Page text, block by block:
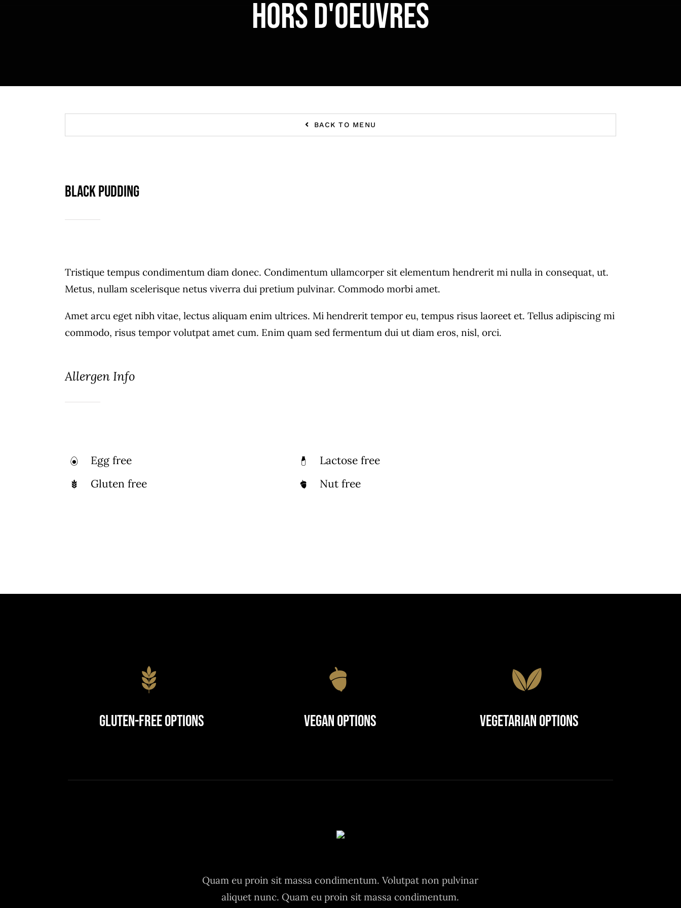
HORS D'OEUVRES
BACK TO MENU
Black Pudding
Tristique tempus condimentum diam donec. Condimentum ullamcorper sit elementum hendrerit mi nulla in consequat, ut.
Metus, nullam scelerisque netus viverra dui pretium pulvinar. Commodo morbi amet.
Amet arcu eget nibh vitae, lectus aliquam enim ultrices. Mi hendrerit tempor eu, tempus risus laoreet et. Tellus adipiscing mi
commodo, risus tempor volutpat amet cum. Enim quam sed fermentum dui ut diam eros, nisl, orci.
Allergen Info
Egg free
Gluten free
Lactose free
Nut free
Gluten-Free Options Vegan Options Vegetarian Options
Quam eu proin sit massa condimentum. Volutpat non pulvinar
aliquet nunc. Quam eu proin sit massa condimentum.